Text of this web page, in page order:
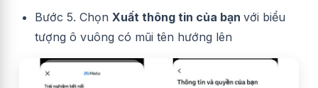
Bước 5. Chọn Xuất thông tin của bạn với biểu
tượng ô vuông có mũi tên hướng lên